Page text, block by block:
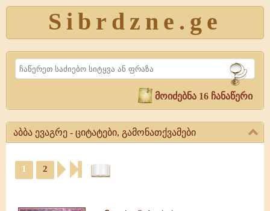
Sibrdzne.ge
Search
მოიძებნა 16 ჩანაწერი
აბბა ევაგრე - ციტატები, გამონათქვამები
ევაგრე
გამონათქვამები
1 2